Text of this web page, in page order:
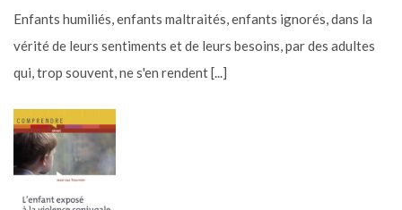
Enfants humiliés, enfants maltraités, enfants ignorés, dans la
vérité de leurs sentiments et de leurs besoins, par des adultes
qui, trop souvent, ne s'en rendent [...]